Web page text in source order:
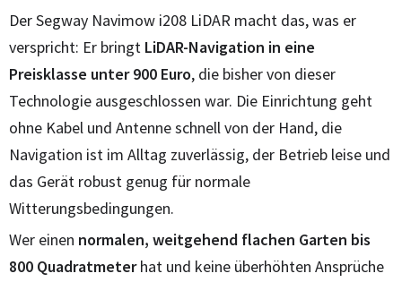
Der Segway Navimow i208 LiDAR macht das, was er
verspricht: Er bringt LiDAR-Navigation in eine
Preisklasse unter 900 Euro, die bisher von dieser
Technologie ausgeschlossen war. Die Einrichtung geht
ohne Kabel und Antenne schnell von der Hand, die
Navigation ist im Alltag zuverlässig, der Betrieb leise und
das Gerät robust genug für normale
Witterungsbedingungen.
Wer einen normalen, weitgehend flachen Garten bis
800 Quadratmeterhat und keine überhöhten Ansprüche